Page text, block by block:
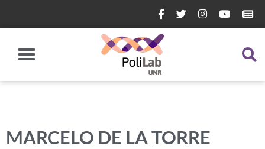
MARCELO DE LA TORRE